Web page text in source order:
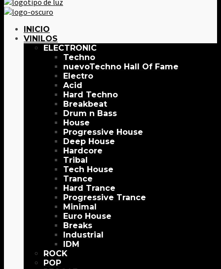
INICIO
VINILOS
ELECTRONIC
Techno
Techno Hall Of Fame
Electro
Acid
Hard Techno
Breakbeat
Drum n Bass
House
Progressive House
Deep House
Hardcore
Tribal
Tech House
Trance
Hard Trance
Progressive Trance
Minimal
Euro House
Breaks
Industrial
IDM
ROCK
POP